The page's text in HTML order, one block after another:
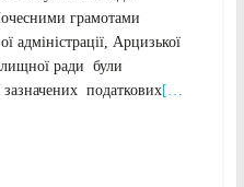
грамотами
адміністрації, Арцизької
ради були
податкових[…